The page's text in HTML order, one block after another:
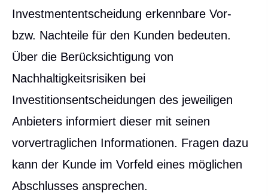
Investmententscheidung erkennbare Vor-
bzw. Nachteile für den Kunden bedeuten.
Über die Berücksichtigung von
Nachhaltigkeitsrisiken bei
Investitionsentscheidungen des jeweiligen
Anbieters informiert dieser mit seinen
vorvertraglichen Informationen. Fragen dazu
kann der Kunde im Vorfeld eines möglichen
Abschlusses ansprechen.